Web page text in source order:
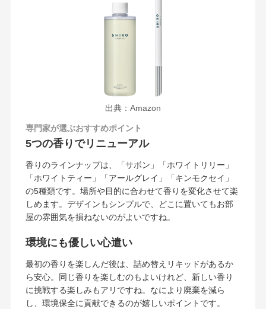
出典：Amazon
専門家が選ぶおすすめポイント
5つの香りでリニューアル
香りのラインナップは、「サボン」「ホワイトリリー」
「ホワイトティー」「アールグレイ」「キンモクセイ」
の5種類です。場所や目的に合わせて香りを変化させて楽
しめます。デザインもシンプルで、どこに置いてもお部
屋の雰囲気を損ねないのがよいですね。
環境にも優しい心遣い
最初の香りを楽しんだ後は、詰め替えリキッドがあるか
ら安心。同じ香りを楽しむのもよいけれど、新しい香り
に挑戦する楽しみもアリですね。なにより廃棄を減ら
し、環境保全に貢献できるのが嬉しいポイントです。